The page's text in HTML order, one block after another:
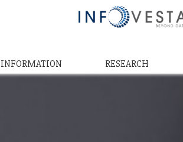
INFORMATION RESEARCH